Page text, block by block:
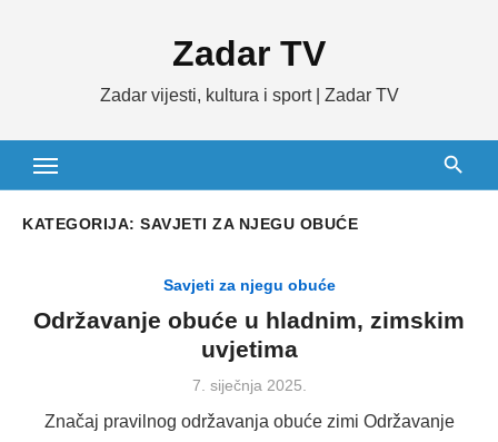
Zadar TV
Zadar vijesti, kultura i sport | Zadar TV
KATEGORIJA: SAVJETI ZA NJEGU OBUĆE
Savjeti za njegu obuće
Održavanje obuće u hladnim, zimskim
uvjetima
Posted
7. siječnja 2025.
Značaj pravilnog održavanja obuće zimi Održavanje